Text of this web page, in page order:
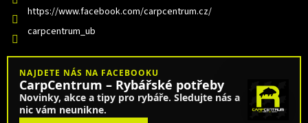
https://www.facebook.com/carpcentrum.cz/
carpcentrum_ub
NAJDETE NÁS NA FACEBOOKU
CarpCentrum – Rybářské potřeby
Novinky, akce a tipy pro rybáře. Sledujte nás a
nic vám neunikne.